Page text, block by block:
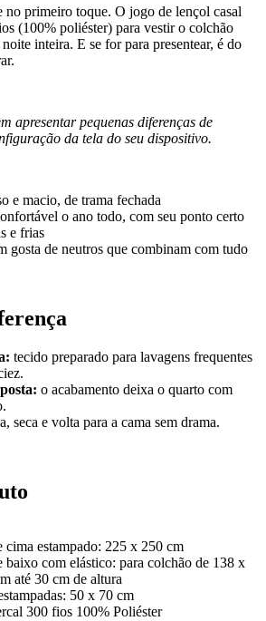
no primeiro toque. O jogo de lençol casal
(100% poliéster) para vestir o colchão
inteira. E se for para presentear, é do
apresentar pequenas diferenças de
da tela do seu dispositivo.
e macio, de trama fechada
o ano todo, com seu ponto certo
e frias
gosta de neutros que combinam com tudo
tecido preparado para lavagens frequentes
o acabamento deixa o quarto com
seca e volta para a cama sem drama.
cima estampado: 225 x 250 cm
baixo com elástico: para colchão de 138 x
até 30 cm de altura
50 x 70 cm
300 fios 100% Poliéster